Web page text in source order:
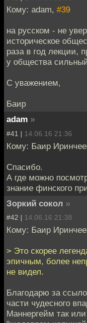
Кому: adam, #39
на русском - не
историческое
раза в год лекции,
у общества
С уважением,
Баир
adam »
#41 | 14.06.16 21:36
Кому: Баир
Спасибо.
А где можно
знание финского
Зоркий сокол »
#42 | 14.06.16 21:38
Кому: Баир
> Это скорее
эпичным, более
не видел.
Благодарю за
части чудесного
Маннергейм так